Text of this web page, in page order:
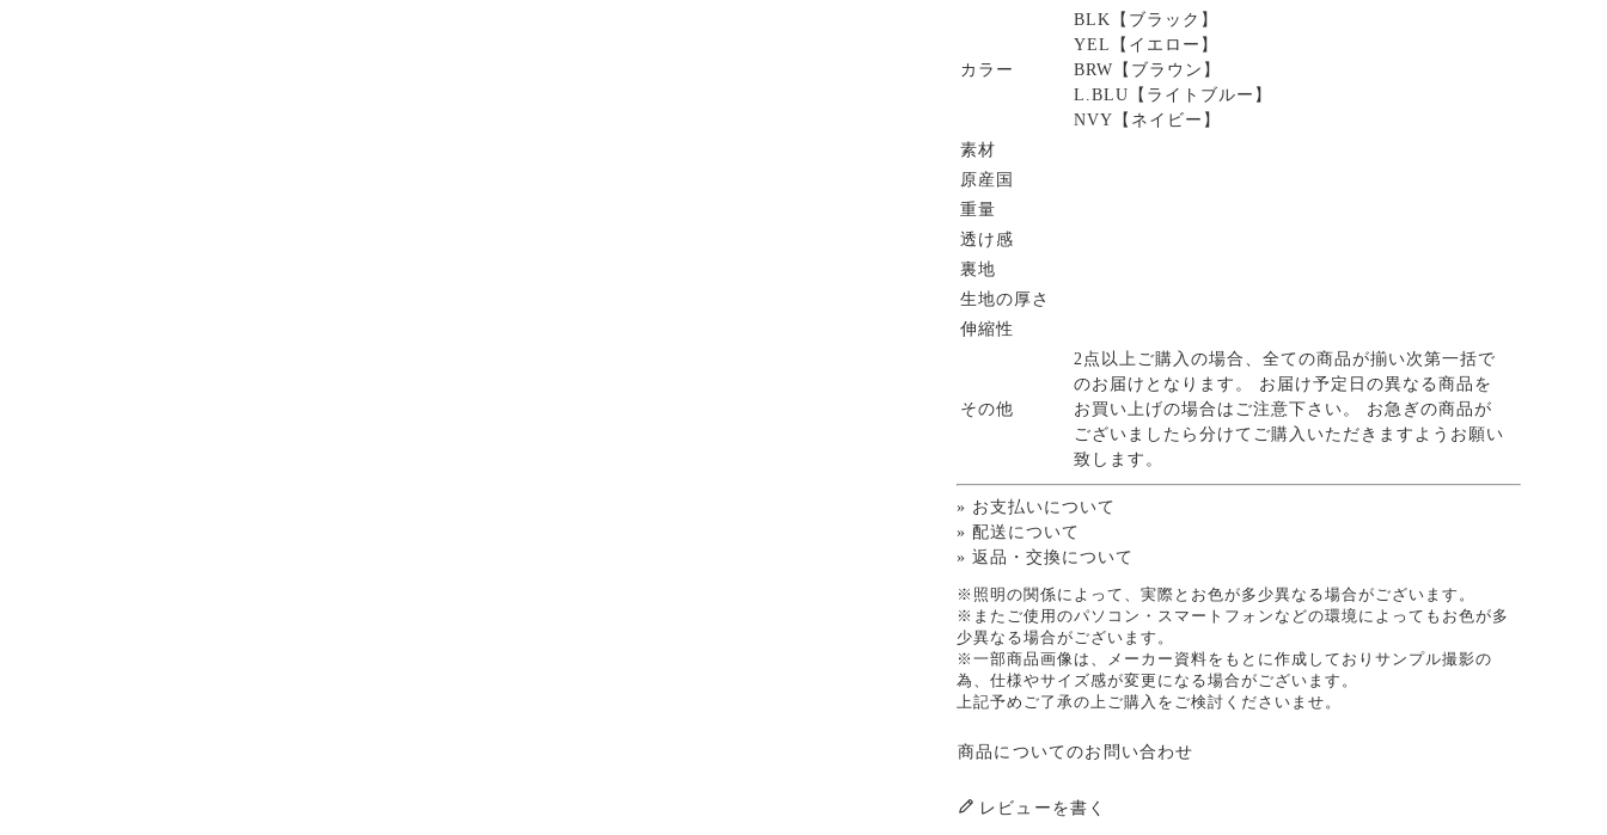
カラー
BLK【ブラック】
YEL【イエロー】
BRW【ブラウン】
L.BLU【ライトブルー】
NVY【ネイビー】
素材
原産国
重量
透け感
裏地
生地の厚さ
伸縮性
その他
2点以上ご購入の場合、全ての商品が揃い次第一括で
のお届けとなります。 お届け予定日の異なる商品を
お買い上げの場合はご注意下さい。 お急ぎの商品が
ございましたら分けてご購入いただきますようお願い
致します。
» お支払いについて
» 配送について
» 返品・交換について
※照明の関係によって、実際とお色が多少異なる場合がございます。
※またご使用のパソコン・スマートフォンなどの環境によってもお色が多
少異なる場合がございます。
※一部商品画像は、メーカー資料をもとに作成しておりサンプル撮影の
為、仕様やサイズ感が変更になる場合がございます。
上記予めご了承の上ご購入をご検討くださいませ。
商品についてのお問い合わせ
レビューを書く